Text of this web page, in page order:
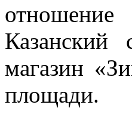
магазин
площади.